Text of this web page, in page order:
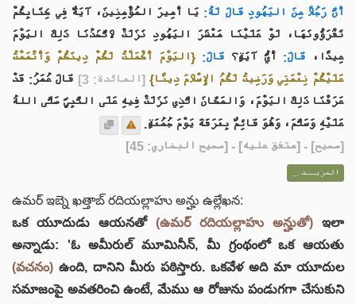
أَنَّ رَجُلًا مِنَ اليَهُودِ قَالَ لَهُ: يَا أَمِيرَ المُؤْمِنِينَ، آيَةٌ فِي كِتَابِكُمْ
تَقْرَؤُونَهَا، لَوْ عَلَيْنَا مَعْشَرَ اليَهُودِ نَزَلَتْ لاَتَّخَذْنَا ذَلِكَ اليَوْمَ
عِيدًا،
قَالَ: أَيُّ آيَةٍ؟ قَالَ: {اليَوْمَ أَكْمَلْتُ لَكُمْ دِينَكُمْ وَأَتْمَمْتُ
عَلَيْكُمْ نِعْمَتِي وَرَضِيتُ لَكُمُ الإِسْلاَمَ دِينًا} [المائدة: 3]
قَالَ عُمَرُ: قَدْ
عَرَفْنَا ذَلِكَ اليَوْمَ، وَالمَكَانَ الَّذِي نَزَلَتْ فِيهِ عَلَى النَّبِيِّ صَلَّى اللهُ
عَلَيْهِ وَسَلَّمَ، وَهُوَ قَائِمٌ بِعَرَفَةَ يَوْمَ جُمُعَةٍ.
[صحيح] - [متفق عليه] - [صحيح البخاري: 45]
المزيــد ...
ఉమర్ ఇబ్నె ఖత్తాబ్ రదియల్లాహు అన్హు ఉల్లేఖన:
ఒక యూదుడు ఆయనతో (ఉమర్ రదియల్లాహు అన్హుతో) ఇలా
అన్నాడు: 'ఓ అమీరుల్ మూమినీన్, మీ గ్రంథంలో ఒక ఆయతు
(వచనం) ఉంది, దానిని మీరు పఠిస్తారు. ఒకవేళ అది మా యూదుల
సమాజంపై అవతరించి ఉంటే, మేము ఆ రోజును పండుగగా చేసుకుని